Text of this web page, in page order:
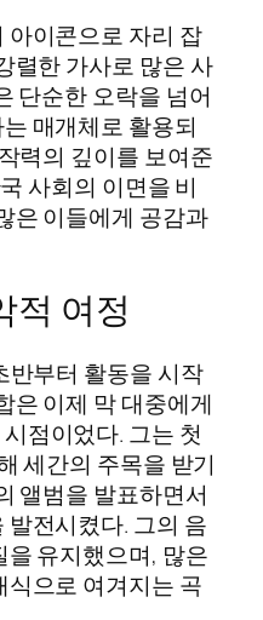
이콘으로 자리 잡
렬한 가사로 많은 사
단순한 오락을 넘어
매개체로 활용되
력의 깊이를 보여준
사회의 이면을 비
은 이들에게 공감과
적 여정
부터 활동을 시작
은 이제 막 대중에게
점이었다. 그는 첫
세간의 주목을 받기
앨범을 발표하면서
전시켰다. 그의 음
유지했으며, 많은
으로 여겨지는 곡